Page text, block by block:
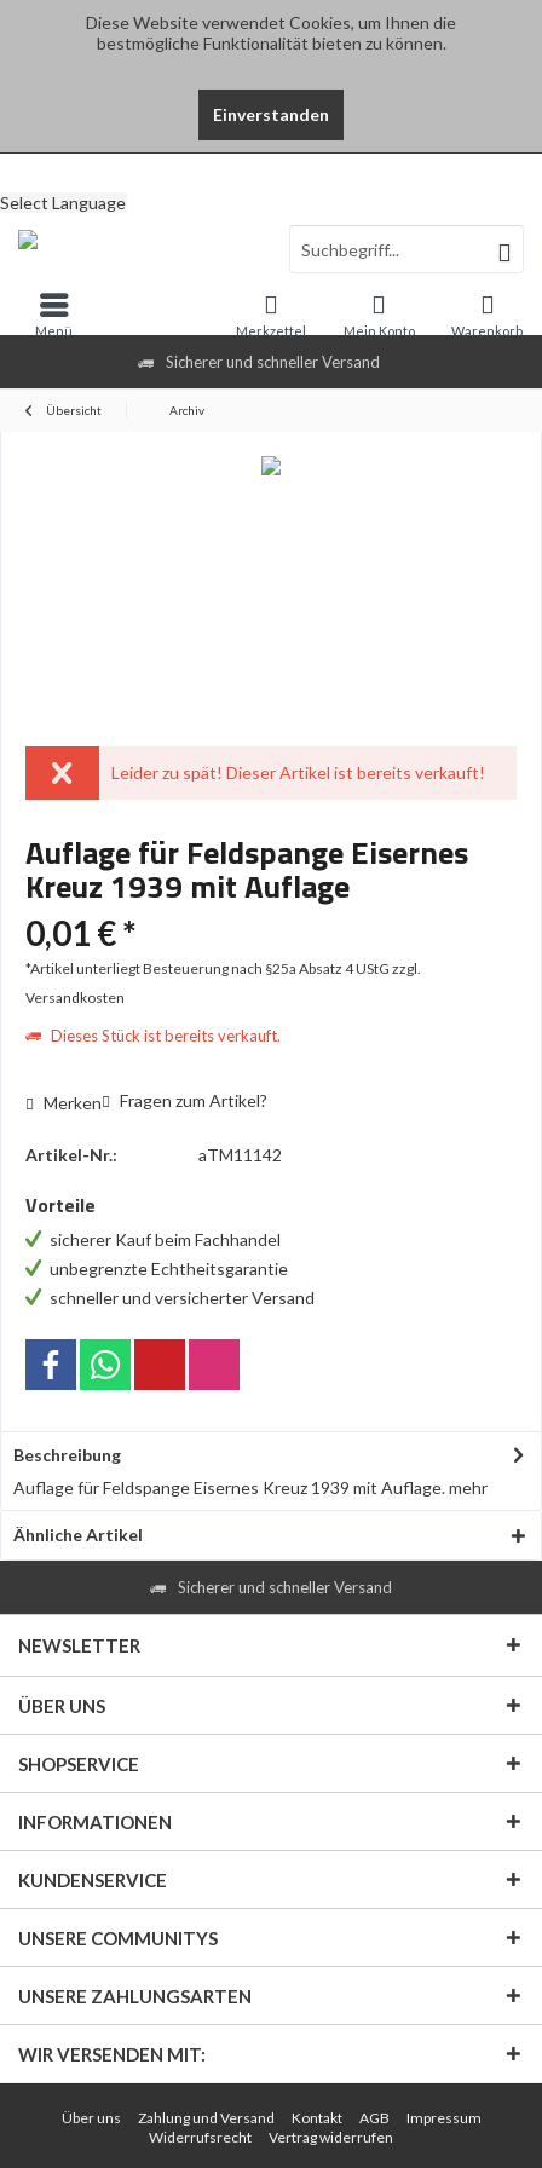
Diese Website verwendet Cookies, um Ihnen die
bestmögliche Funktionalität bieten zu können.
Einverstanden
Sicherer und schneller Versand
Select Language
Warenkorb
Merkzettel Mein Konto
Menü
Übersicht Archiv
Leider zu spät! Dieser Artikel ist bereits verkauft!
Auflage für Feldspange Eisernes
Kreuz 1939 mit Auflage
0,01 € *
*Artikel unterliegt Besteuerung nach §25a Absatz 4 UStG zzgl.
Versandkosten
Dieses Stück ist bereits verkauft.
Merken Fragen zum Artikel?
Artikel-Nr.: aTM11142
Vorteile
sicherer Kauf beim Fachhandel
unbegrenzte Echtheitsgarantie
schneller und versicherter Versand
Beschreibung
Auflage für Feldspange Eisernes Kreuz 1939 mit Auflage.mehr
Ähnliche Artikel
Sicherer und schneller Versand
NEWSLETTER
ÜBER UNS
SHOPSERVICE
INFORMATIONEN
KUNDENSERVICE
UNSERE COMMUNITYS
UNSERE ZAHLUNGSARTEN
WIR VERSENDEN MIT:
Über uns Zahlung und Versand Kontakt AGB
Impressum
Widerrufsrecht
Vertrag widerrufen